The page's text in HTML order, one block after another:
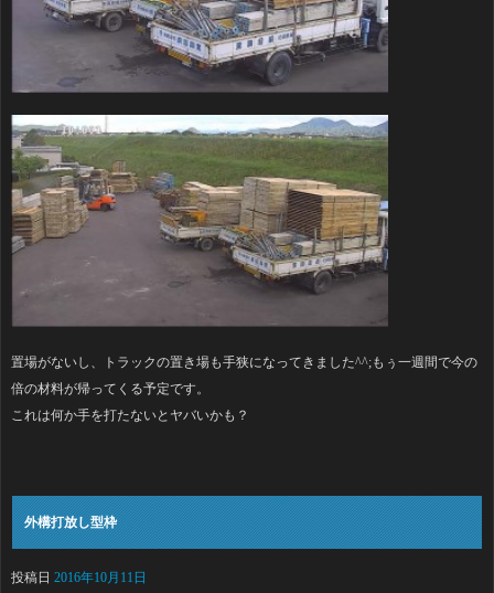
置場がないし、トラックの置き場も手狭になってきました^^;もぅ一週間で今の
倍の材料が帰ってくる予定です。
これは何か手を打たないとヤバいかも？
外構打放し型枠
投稿日 2016年10月11日